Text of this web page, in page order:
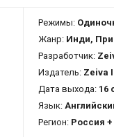
Режимы:
Жанр: Инди,
Разработчик:
Издатель: Zeiva
Дата выхода: 16
Язык:
Регион: Россия